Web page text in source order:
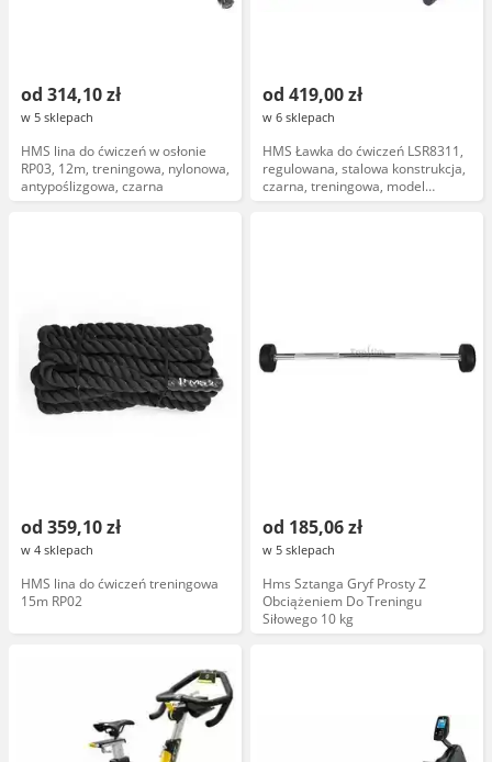
od 314,10 zł
w 5 sklepach
HMS lina do ćwiczeń w osłonie
RP03, 12m, treningowa, nylonowa,
antypoślizgowa, czarna
od 419,00 zł
w 6 sklepach
HMS Ławka do ćwiczeń LSR8311,
regulowana, stalowa konstrukcja,
czarna, treningowa, model
LSR8311
od 359,10 zł
w 4 sklepach
HMS lina do ćwiczeń treningowa
15m RP02
od 185,06 zł
w 5 sklepach
Hms Sztanga Gryf Prosty Z
Obciążeniem Do Treningu
Siłowego 10 kg